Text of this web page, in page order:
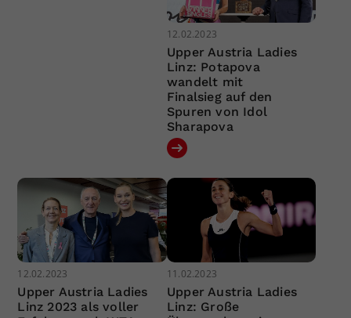
12.02.2023
Upper Austria Ladies
Linz: Potapova
wandelt mit
Finalsieg auf den
Spuren von Idol
Sharapova
12.02.2023
Upper Austria Ladies
Linz 2023 als voller
11.02.2023
Upper Austria Ladies
Linz: Große